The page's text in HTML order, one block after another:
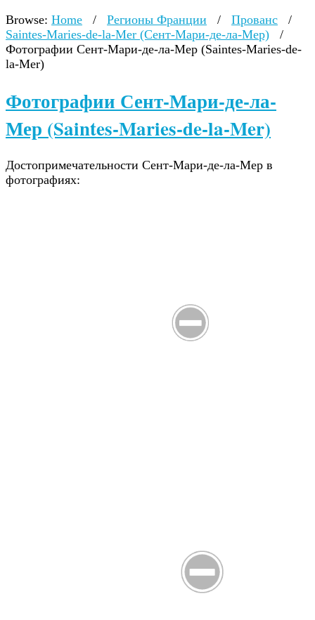
Browse: Home / Регионы Франции / Прованс
/
Saintes-Maries-de-la-Mer (Сент-Мари-де-ла-Мер)
/
Фотографии Сент-Мари-де-ла-Мер (Saintes-Maries-de-
la-Mer)
Фотографии Сент-Мари-де-ла-
Мер (Saintes-Maries-de-la-Mer)
Достопримечательности Сент-Мари-де-ла-Мер в
фотографиях: